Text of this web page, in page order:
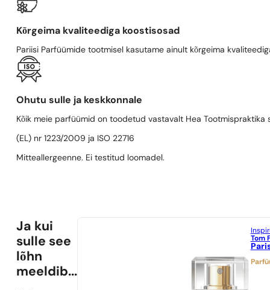
Kõrgeima kvaliteediga koostisosad
Pariisi Parfüümide tootmisel kasutame ainult kõrgeima
Ohutu sulle ja keskkonnale
Kõik meie parfüümid on toodetud vastavalt Hea Tootmispraktika
(EL) nr 1223/2009 ja ISO 22716
Mitteallergeenne. Ei testitud loomadel.
Ja kui
sulle see
lõhn
meeldib...
Tom